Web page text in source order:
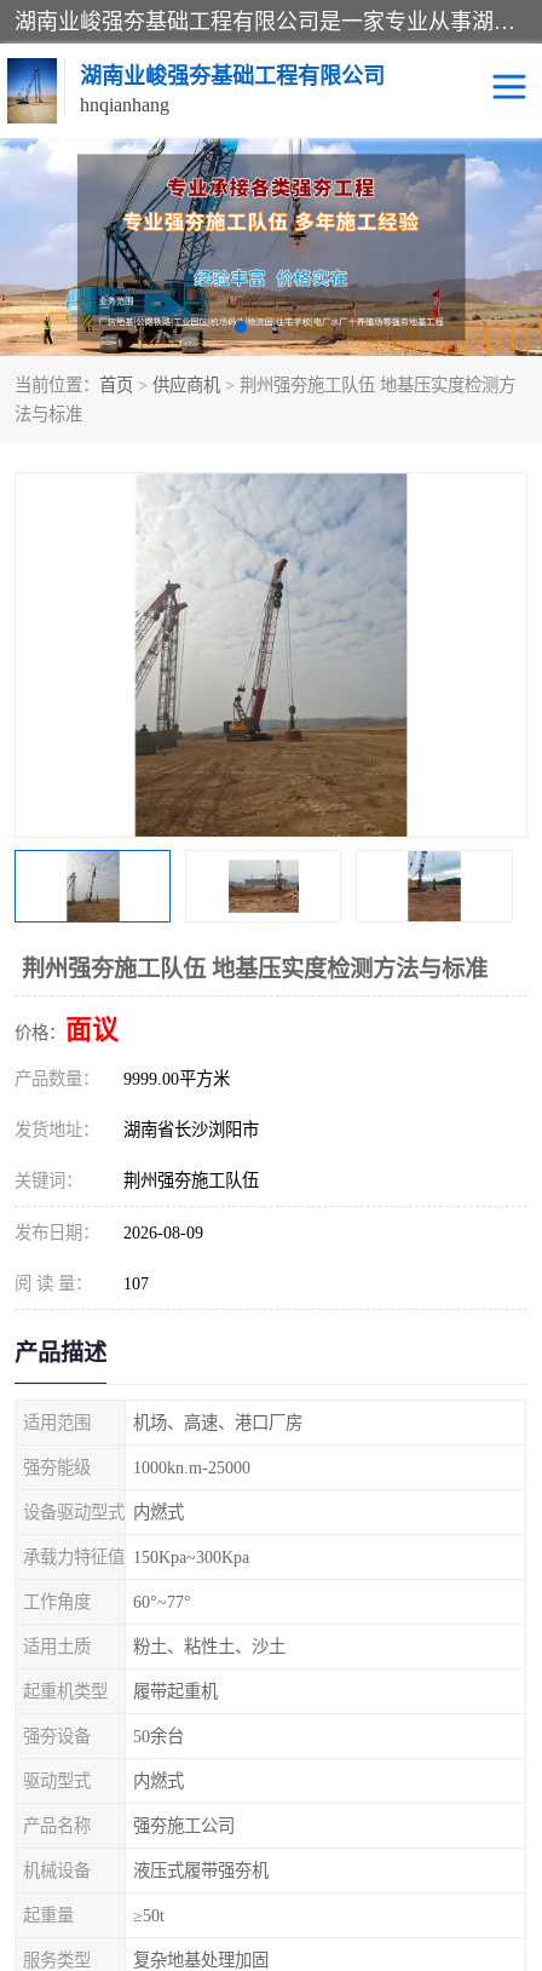
湖南业峻强夯基础工程有限公司是一家专业从事湖南强夯基础工程、强夯机租赁，地基处理的施工单位。业务覆盖：湖南、广东，江西等地。可承接1000KN.m-25000KN.m强夯（置换）工程。公司创始人是国内较早期从事强夯施工的建设者，经过多年的一步一个脚印的发展，在行业内具有较高的度和良好的口碑。
湖南业峻强夯基础工程有限公司
hnqianhang
当前位置： 首页 > 供应商机 > 荆州强夯施工队伍 地基压实度检测方
法与标准
荆州强夯施工队伍 地基压实度检测方法与标准
价格： 面议
产品数量： 9999.00平方米
发货地址： 湖南省长沙浏阳市
关键词： 荆州强夯施工队伍
发布日期： 2026-08-09
阅 读 量： 107
产品描述
适用范围 机场、高速、港口厂房
强夯能级 1000kn.m-25000
设备驱动型式 内燃式
承载力特征值 150Kpa~300Kpa
工作角度 60°~77°
适用土质 粉土、粘性土、沙土
起重机类型 履带起重机
强夯设备 50余台
驱动型式 内燃式
产品名称 强夯施工公司
机械设备 液压式履带强夯机
起重量 ≥50t
服务类型 复杂地基处理加固
强夯施工案例 强夯机租赁
强夯施工工程 强夯施工队伍
强夯队伍